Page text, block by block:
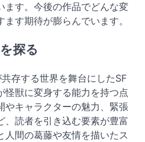
ます。今後の作品でどんな変
す期待が膨らんでいます。
探る
存する世界を舞台にしたSF
怪獣に変身する能力を持つ点
やキャラクターの魅力、緊張
、読者を引き込む要素が豊富
人間の葛藤や友情を描いたス